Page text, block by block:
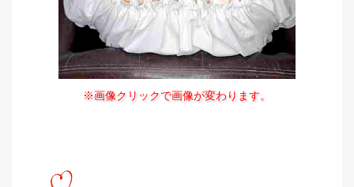
※画像クリックで画像が変わります。